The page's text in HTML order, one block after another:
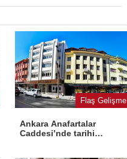
Flaş Gelişme
Ankara Anafartalar
Caddesi’nde tarihi